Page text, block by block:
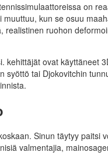
on
kun se osuu
realistinen ruohon
kehittäjät ovat käyttäneet
syöttö tai Djokovitchin
Sinun täytyy
valmentajia,